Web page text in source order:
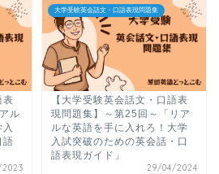
表
ル
語
大学受験英会話文・口語表現問題集
【大学受験英会話文・口語表
現問題集】～第25回～「リア
ルな英語を手に入れろ！大学
入試突破のための英会話・口
語表現ガイド」
29/04/2024